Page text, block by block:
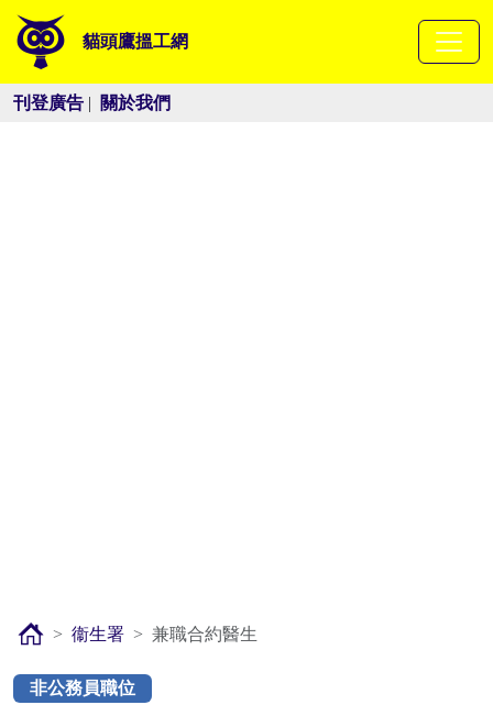
貓頭鷹搵工網
刊登廣告 | 關於我們
衞生署 兼職合約醫生
非公務員職位